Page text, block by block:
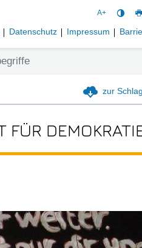
A+
Datenschutz Impressum
zur
FÜR